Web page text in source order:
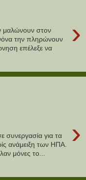
›
μαλώνουν στον
την πληρώνουν
επέλεξε να
›
συνεργασία για τα
ανάμειξη των ΗΠΑ.
μόνες το...